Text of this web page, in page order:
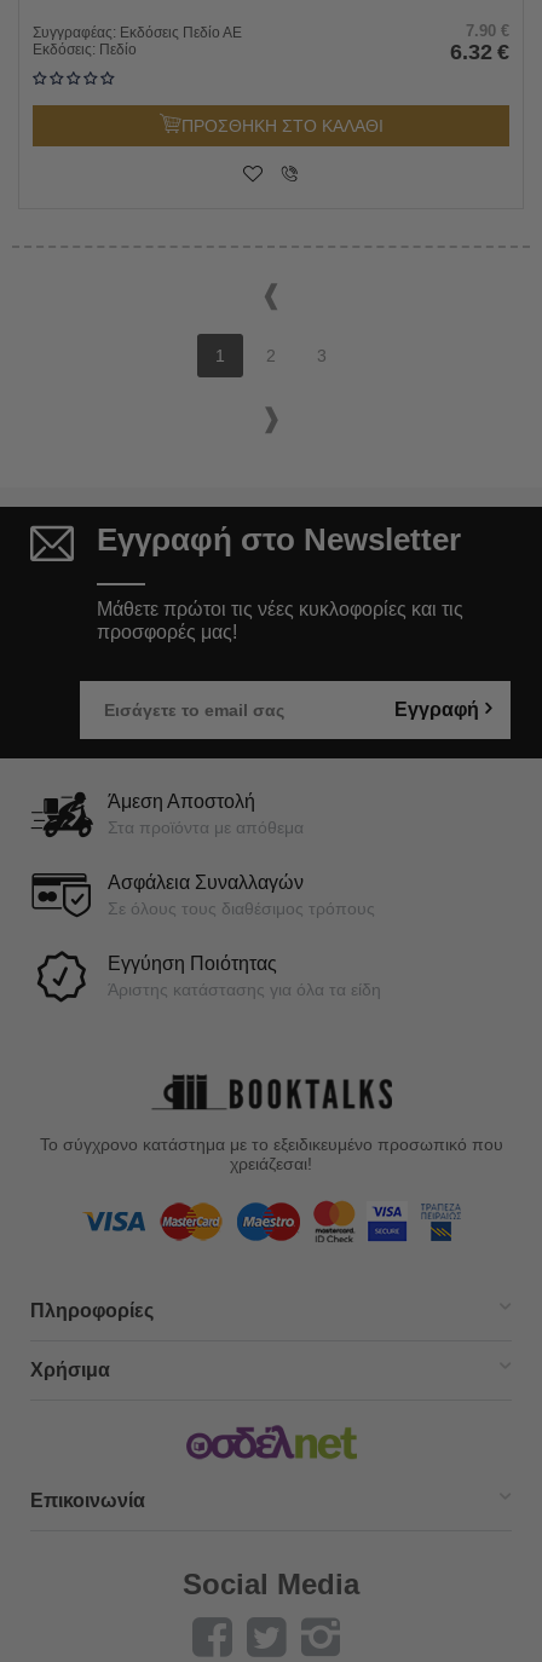
Συγγραφέας: Εκδόσεις Πεδίο ΑΕ
Εκδόσεις: Πεδίο
7.90 €
6.32 €
ΠΡΟΣΘΗΚΗ ΣΤΟ ΚΑΛΑΘΙ
1 2 3
Εγγραφή στο Newsletter
Μάθετε πρώτοι τις νέες κυκλοφορίες και τις
προσφορές μας!
Εγγραφή
Άμεση Αποστολή
Στα προϊόντα με απόθεμα
Ασφάλεια Συναλλαγών
Σε όλους τους διαθέσιμος τρόπους
Εγγύηση Ποιότητας
Άριστης κατάστασης για όλα τα είδη
Το σύγχρονο κατάστημα με το εξειδικευμένο προσωπικό που
χρειάζεσαι!
Πληροφορίες
Χρήσιμα
Επικοινωνία
Social Media